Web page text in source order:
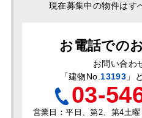
現在募集中の物件はす
お電話での
お問い合わ
「建物No. 13193 」
03-
営業日：平日、第2、第4土